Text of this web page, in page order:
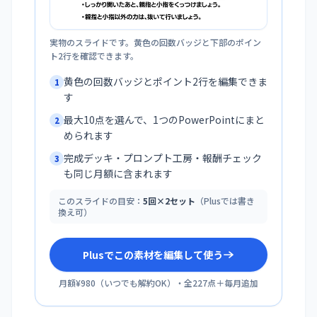
実物のスライドです。黄色の回数バッジと下部のポイン
ト2行を確認できます。
1 黄色の回数バッジとポイント2行を編集できま
す
2 最大10点を選んで、1つのPowerPointにまと
められます
3 完成デッキ・プロンプト工房・報酬チェック
も同じ月額に含まれます
このスライドの目安： 5回×2セット （Plusでは書き
換え可）
Plusでこの素材を編集して使う
月額¥980 （いつでも解約OK）・全227点＋毎月追加